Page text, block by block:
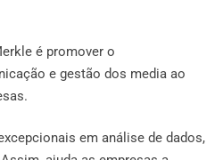
é promover o
e gestão dos media ao
em análise de dados,